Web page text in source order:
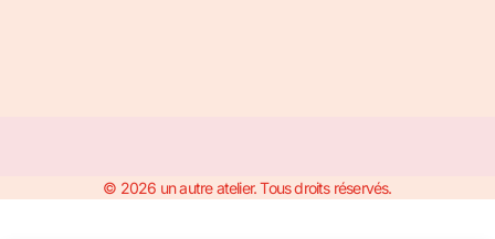
© 2026 un autre atelier. Tous droits réservés.